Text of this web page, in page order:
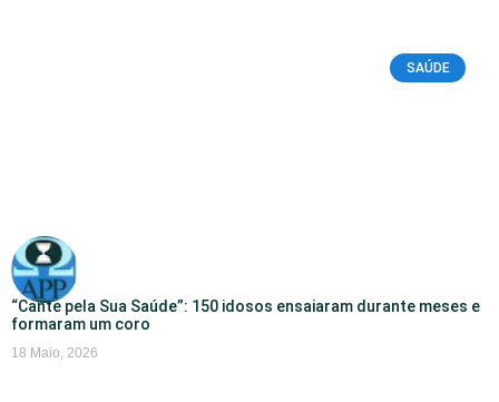
SAÚDE
“Cante pela Sua Saúde”: 150 idosos ensaiaram durante meses e
formaram um coro
18 Maio, 2026